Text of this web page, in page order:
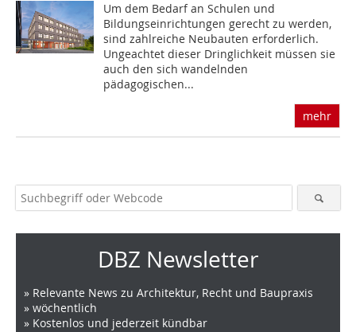
Um dem Bedarf an Schulen und
Bildungseinrichtungen gerecht zu werden,
sind zahlreiche Neubauten erforderlich.
Ungeachtet dieser Dringlichkeit müssen sie
auch den sich wandelnden
pädagogischen...
mehr
DBZ Newsletter
» Relevante News zu Architektur, Recht und Baupraxis
» wöchentlich
» Kostenlos und jederzeit kündbar